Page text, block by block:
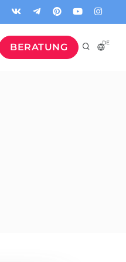
BERATUNG DE